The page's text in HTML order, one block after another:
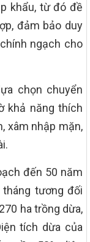
khẩu, từ đó đề
đảm bảo duy
ngạch cho
chọn chuyển
khả năng thích
xâm nhập mặn,
đến 50 năm
tháng tương đối
ha trồng dừa,
tích dừa của